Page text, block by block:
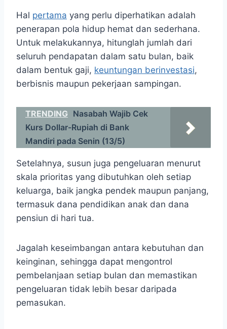
Hal pertama yang perlu diperhatikan adalah
penerapan pola hidup hemat dan sederhana.
Untuk melakukannya, hitunglah jumlah dari
seluruh pendapatan dalam satu bulan, baik
dalam bentuk gaji, keuntungan berinvestasi,
berbisnis maupun pekerjaan sampingan.
TRENDING Nasabah Wajib Cek
Kurs Dollar-Rupiah di Bank
Mandiri pada Senin (13/5)
Setelahnya, susun juga pengeluaran menurut
skala prioritas yang dibutuhkan oleh setiap
keluarga, baik jangka pendek maupun panjang,
termasuk dana pendidikan anak dan dana
pensiun di hari tua.
Jagalah keseimbangan antara kebutuhan dan
keinginan, sehingga dapat mengontrol
pembelanjaan setiap bulan dan memastikan
pengeluaran tidak lebih besar daripada
pemasukan.